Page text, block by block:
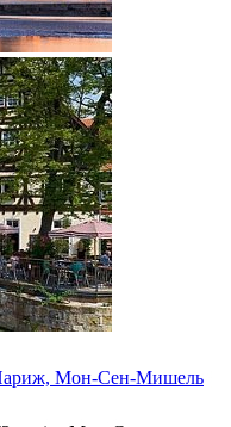
Париж, Мон-Сен-Мишель